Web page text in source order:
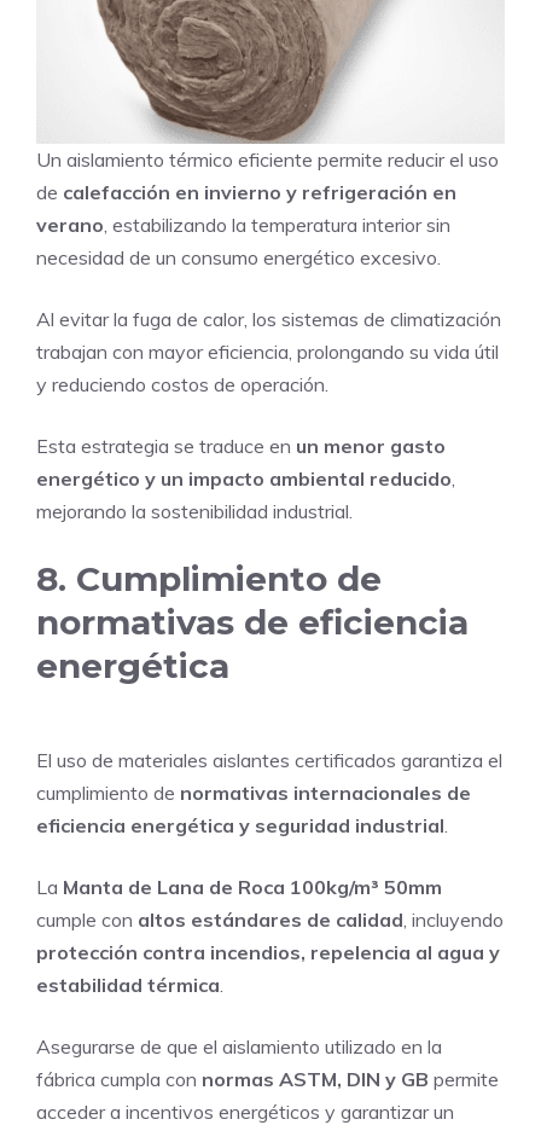
Un aislamiento térmico eficiente permite reducir el uso
de calefacción en invierno y refrigeración en
verano , estabilizando la temperatura interior sin
necesidad de un consumo energético excesivo.
Al evitar la fuga de calor, los sistemas de climatización
trabajan con mayor eficiencia, prolongando su vida útil
y reduciendo costos de operación.
Esta estrategia se traduce en un menor gasto
energético y un impacto ambiental reducido
mejorando la sostenibilidad industrial.
8. Cumplimiento de
normativas de eficiencia
energética
El uso de materiales aislantes certificados garantiza el
cumplimiento de normativas internacionales de
eficiencia energética y seguridad industrial
La Manta de Lana de Roca 100kg/m³ 50mm
cumple con altos estándares de calidad , incluyendo
protección contra incendios, repelencia al agua y
estabilidad térmica
Asegurarse de que el aislamiento utilizado en la
fábrica cumpla con normas ASTM, DIN y GB permite
acceder a incentivos energéticos y garantizar un